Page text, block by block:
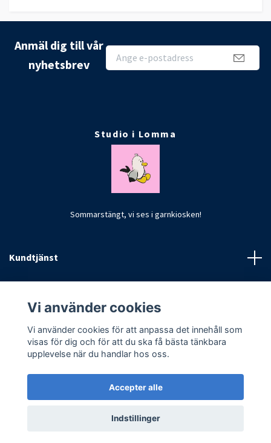
Anmäl dig till vår
nyhetsbrev
Studio i Lomma
Sommarstängt, vi ses i garnkiosken!
Kundtjänst
© 2026 CrochetByKim
Vi använder cookies
Vi använder cookies för att anpassa det innehåll som
visas för dig och för att du ska få bästa tänkbara
upplevelse när du handlar hos oss.
Accepter alle
Indstillinger